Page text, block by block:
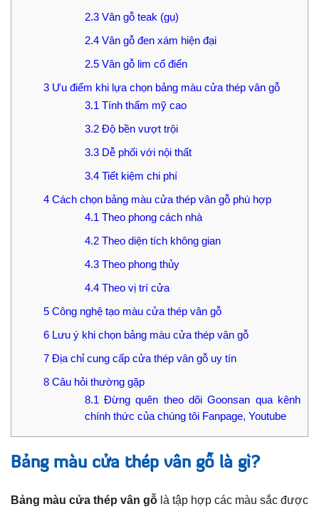
2.3Vân gỗ teak (gụ)
2.4Vân gỗ đen xám hiện đại
2.5Vân gỗ lim cổ điển
3 Ưu điểm khi lựa chọn bảng màu cửa thép vân gỗ
3.1 Tính thẩm mỹ cao
3.2Độ bền vượt trội
3.3Dễ phối với nội thất
3.4Tiết kiệm chi phí
4 Cách chọn bảng màu cửa thép vân gỗ phù hợp
4.1 Theo phong cách nhà
4.2Theo diện tích không gian
4.3Theo phong thủy
4.4Theo vị trí cửa
5 Công nghệ tạo màu cửa thép vân gỗ
6 Lưu ý khi chọn bảng màu cửa thép vân gỗ
7 Địa chỉ cung cấp cửa thép vân gỗ uy tín
8 Câu hỏi thường gặp
8.1 Đừng quên theo dõi Goonsan qua kênh
chính thức của chúng tôi Fanpage, Youtube
Bảng màu cửa thép vân gỗ là gì?
Bảng màu cửa thép vân gỗ là tập hợp các màu sắc được